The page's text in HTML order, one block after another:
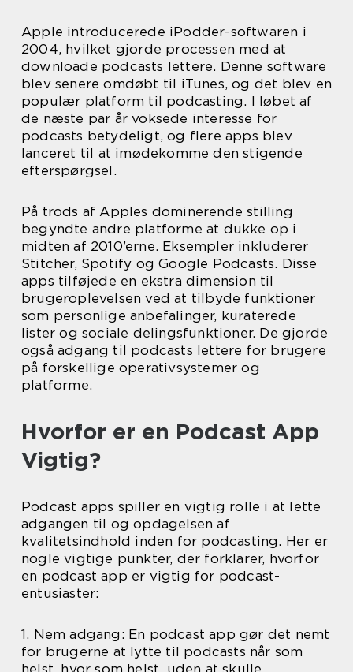
Apple introducerede iPodder-softwaren i
2004, hvilket gjorde processen med at
downloade podcasts lettere. Denne software
blev senere omdøbt til iTunes, og det blev en
populær platform til podcasting. I løbet af
de næste par år voksede interesse for
podcasts betydeligt, og flere apps blev
lanceret til at imødekomme den stigende
efterspørgsel.
På trods af Apples dominerende stilling
begyndte andre platforme at dukke op i
midten af 2010’erne. Eksempler inkluderer
Stitcher, Spotify og Google Podcasts. Disse
apps tilføjede en ekstra dimension til
brugeroplevelsen ved at tilbyde funktioner
som personlige anbefalinger, kuraterede
lister og sociale delingsfunktioner. De gjorde
også adgang til podcasts lettere for brugere
på forskellige operativsystemer og
platforme.
Hvorfor er en Podcast App
Vigtig?
Podcast apps spiller en vigtig rolle i at lette
adgangen til og opdagelsen af
kvalitetsindhold inden for podcasting. Her er
nogle vigtige punkter, der forklarer, hvorfor
en podcast app er vigtig for podcast-
entusiaster:
1. Nem adgang: En podcast app gør det nemt
for brugerne at lytte til podcasts når som